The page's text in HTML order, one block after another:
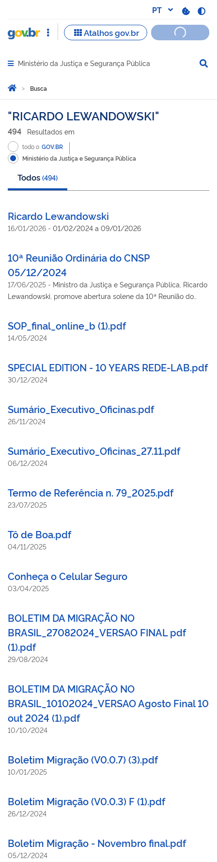
Abrir menu principal de navegação
Ministério da Justiça e Segurança Pública
Você está aqui:
Página Inicial
Busca
Busca
RICARDO LEWANDOWSKI
494 Resultados em
todo o GOV.BR
Ministério da Justiça e Segurança Pública
Todos (494)
Ricardo Lewandowski
16/01/2026 - 01/02/2024 a 09/01/2026
10ª Reunião Ordinária do CNSP
05/12/2024
17/06/2025 - Ministro da Justiça e Segurança Pública, Ricardo
Lewandowski, promove abertura solene da 10ª Reunião do
SOP_final_online_b (1).pdf
14/05/2024
SPECIAL EDITION - 10 YEARS REDE-LAB.pdf
30/12/2024
Sumário_Executivo_Oficinas.pdf
26/11/2024
Sumário_Executivo_Oficinas_27.11.pdf
06/12/2024
Termo de Referência n. 79_2025.pdf
23/07/2025
Tô de Boa.pdf
04/11/2025
Conheça o Celular Seguro
03/04/2025
BOLETIM DA MIGRAÇÃO NO
BRASIL_27082024_VERSAO FINAL pdf
(1).pdf
29/08/2024
BOLETIM DA MIGRAÇÃO NO
BRASIL_10102024_VERSAO Agosto Final 10
out 2024 (1).pdf
10/10/2024
Boletim Migração (V0.0.7) (3).pdf
10/01/2025
Boletim Migração (V0.0.3) F (1).pdf
26/12/2024
Boletim Migração - Novembro final.pdf
05/12/2024